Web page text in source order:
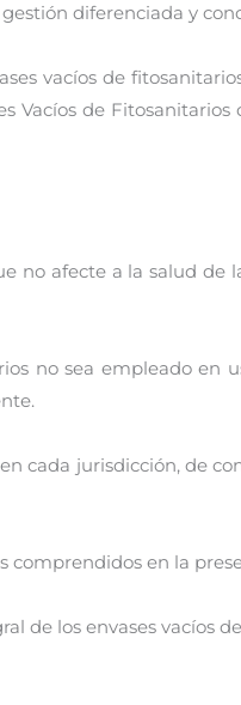
diferenciada y
vacíos de
Vacíos de Fitosanitarios
no afecte a la salud de
no sea empleado en
cada jurisdicción, de
comprendidos en la
de los envases vacíos